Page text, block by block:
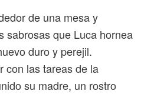
de una mesa y
sabrosas que Luca hornea
duro y perejil.
con las tareas de la
su madre, un rostro